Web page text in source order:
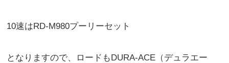
10速はRD-M980プーリーセット
となりますので、ロードもDURA-ACE（デュラエー